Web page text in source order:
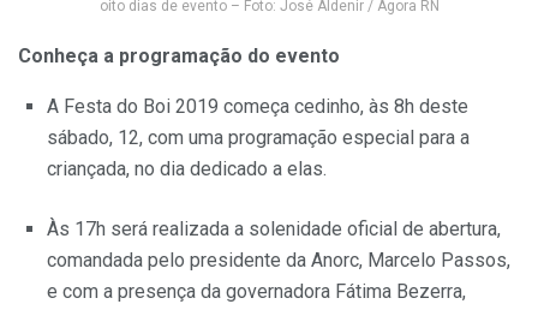
oito dias de evento – Foto: José Aldenir / Agora RN
Conheça a programação do evento
A Festa do Boi 2019 começa cedinho, às 8h deste
sábado, 12, com uma programação especial para a
criançada, no dia dedicado a elas.
Às 17h será realizada a solenidade oficial de abertura,
comandada pelo presidente da Anorc, Marcelo Passos,
e com a presença da governadora Fátima Bezerra,